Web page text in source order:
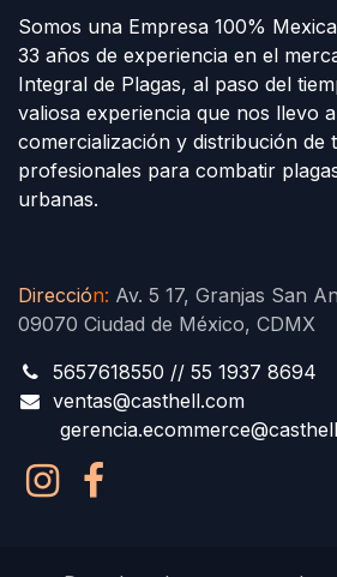
Somos una Empresa 100%
33 años de experiencia en el
Integral de Plagas, al paso del
valiosa experiencia que nos llevo
comercialización y distribución de
profesionales para combatir
urbanas.
Dirección: Av. 5 17, Granjas San
09070 Ciudad de México, CDMX
5657618550 // 55 1937 8694
ventas@casthell.com